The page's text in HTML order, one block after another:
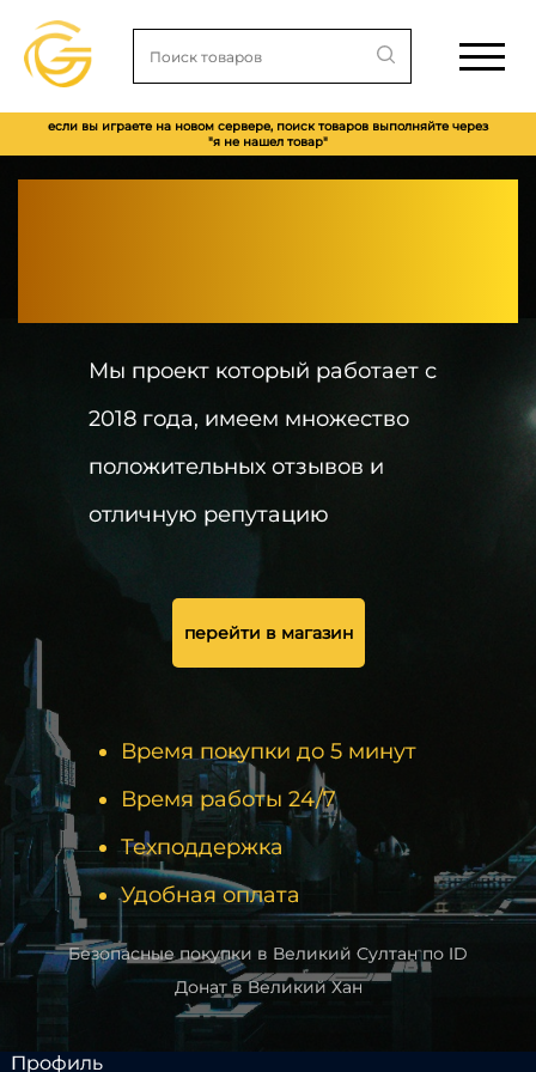
если вы играете на новом сервере, поиск товаров выполняйте через
"я не нашел товар"
Мы проект который работает с
2018 года, имеем множество
положительных отзывов и
отличную репутацию
Время покупки до 5 минут
Время работы 24/7
Техподдержка
Удобная оплата
Безопасные покупки в Великий Султан по ID
Донат в Великий Хан
перейти в магазин
Профиль